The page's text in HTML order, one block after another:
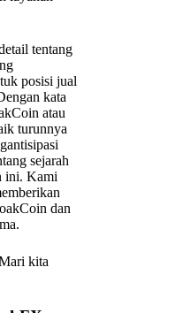
tentang
posisi jual
kata
atau
turunnya
sejarah
ini. Kami
dan
kita